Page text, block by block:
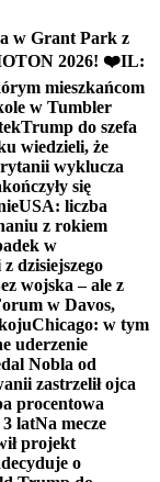
w Grant Park z
2026! ❤️IL:
mieszkańcom
w Tumbler
Trump do szefa
wiedzieli, że
wyklucza
się
USA: liczba
z rokiem
w
dzisiejszego
wojska – ale z
w Davos,
Chicago: w tym
uderzenie
Nobla od
zastrzelił ojca
procentowa
latNa mecze
projekt
o